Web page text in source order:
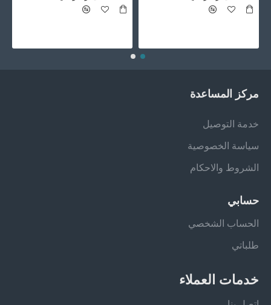
مركز المساعدة
خدمة التوصيل
سياسة الخصوصية
الشروط والاحكام
حسابي
الحساب الشخصي
طلباتي
خدمات العملاء